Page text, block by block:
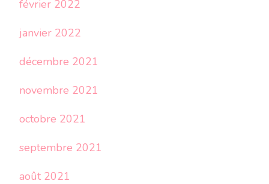
février 2022
janvier 2022
décembre 2021
novembre 2021
octobre 2021
septembre 2021
août 2021